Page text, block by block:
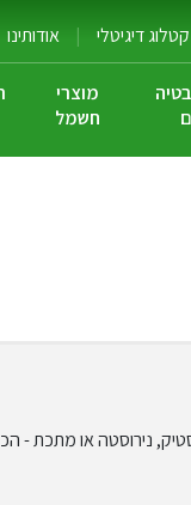
קטלוג דיגיטלי | אודותינו
מוצרי
חשמל
נירוסטה או מתכת -